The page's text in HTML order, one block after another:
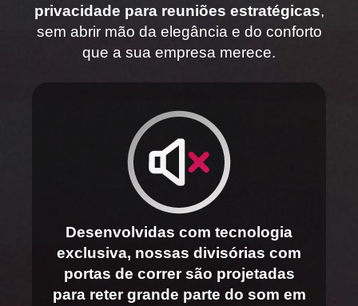
privacidade para reuniões estratégicas,
sem abrir mão da elegância e do conforto
que a sua empresa merece.
Desenvolvidas com tecnologia
exclusiva, nossas divisórias com
portas de correr são projetadas
para reter grande parte do som em